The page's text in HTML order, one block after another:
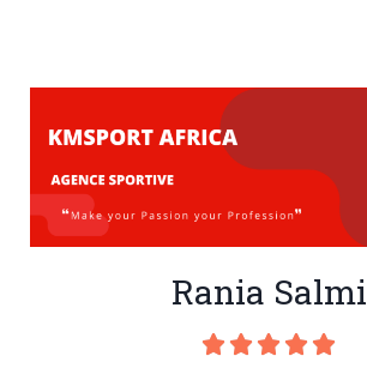
Rania Salmi
    